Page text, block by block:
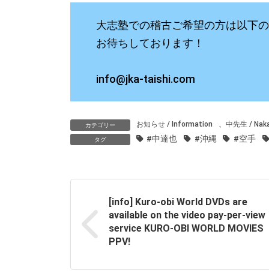
大志塾での稽古ご希望の方は以下
お待ちしております！
info@jka-taishi.com
カテゴリー お知らせ / Information 、 中先生 /
タグ #中達也 #沖縄 #空手
[info] Kuro-obi World DVDs are
available on the video pay-per-view
service KURO-OBI WORLD MOVIES
PPV!